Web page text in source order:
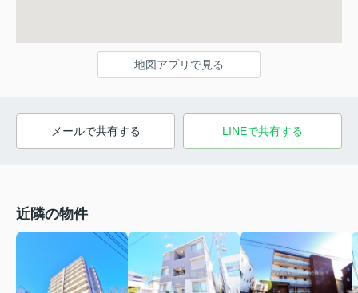
地図アプリで見る
メールで共有する LINEで共有する
近隣の物件